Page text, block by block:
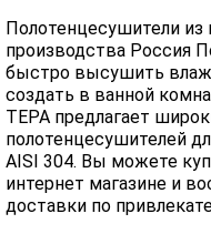
Полотенцесушители
производства Россия
быстро высушить
создать в ванной
ТЕРА предлагает
полотенцесушителей
AISI 304. Вы можете
интернет магазине и
доставки по